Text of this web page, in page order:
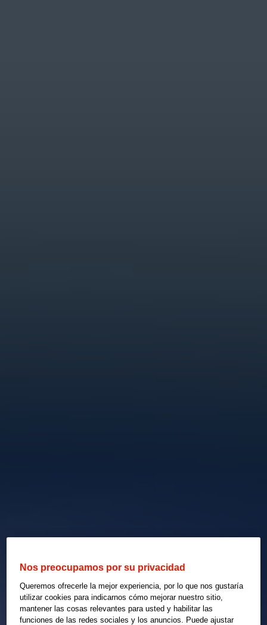
Nos preocupamos por su privacidad
Queremos ofrecerle la mejor experiencia, por lo que nos gustaría
utilizar cookies para indicarnos cómo mejorar nuestro sitio,
mantener las cosas relevantes para usted y habilitar las
funciones de las redes sociales y los anuncios. Puede ajustar